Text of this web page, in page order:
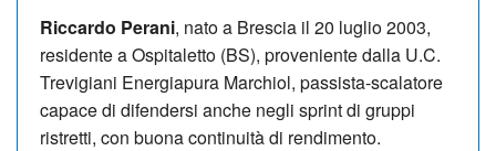
Riccardo Perani, nato a Brescia il 20 luglio 2003,
residente a Ospitaletto (BS), proveniente dalla U.C.
Trevigiani Energiapura Marchiol, passista-scalatore
capace di difendersi anche negli sprint di gruppi
ristretti, con buona continuità di rendimento.